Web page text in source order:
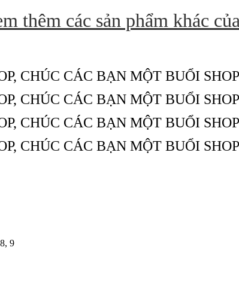
thêm các sản phẩm khác
CHÚC CÁC BẠN MỘT BUỔI
CHÚC CÁC BẠN MỘT BUỔI
CHÚC CÁC BẠN MỘT BUỔI
CHÚC CÁC BẠN MỘT BUỔI
9